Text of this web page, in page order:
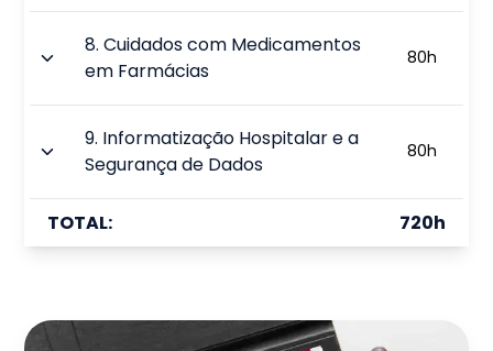
8.Cuidados com Medicamentos
em Farmácias
80h
9. Informatização Hospitalar e a
Segurança de Dados
80h
TOTAL: 720h